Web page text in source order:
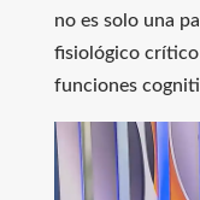
no es solo una
fisiológico crítico
funciones